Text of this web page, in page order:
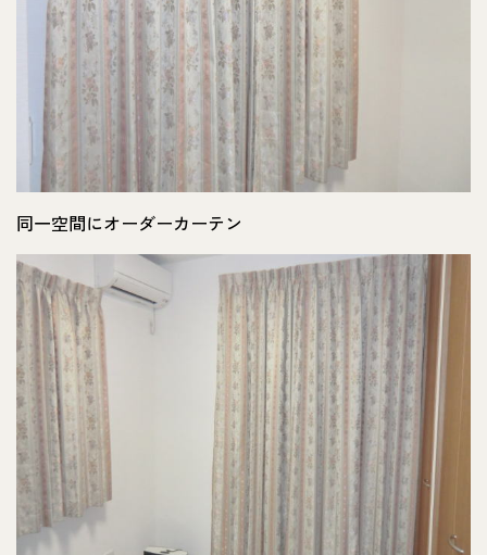
同一空間にオーダーカーテン